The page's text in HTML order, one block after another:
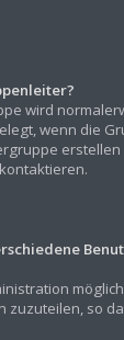
wird
wenn die
zuzuteilen, so